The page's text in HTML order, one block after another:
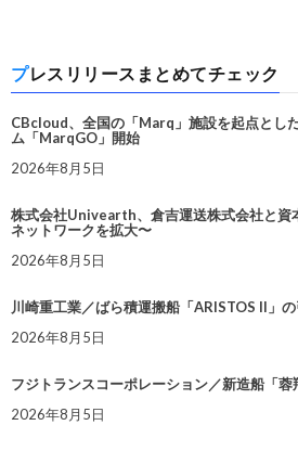
プレスリリースまとめてチェック
CBcloud、全国の「Marq」施設を起点とし
ム「MarqGO」開始
2026年8月5日
株式会社Univearth、倉吉運送株式会社と資
ネットワークを拡大〜
2026年8月5日
川崎重工業／ばら積運搬船「ARISTOS II」
2026年8月5日
フジトランスコーポレーション／新造船「蓉
2026年8月5日